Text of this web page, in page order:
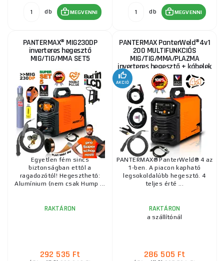
db MEGVENNI db MEGVENNI
PANTERMAX® MIG230DP
inverteres hegesztő
MIG/TIG/MMA SET5
Egyetlen fém sincs
biztonságban ettől a
ragadozótól! Hegeszthető:
Alumínium (nem csak Hump ...
RAKTÁRON
292 535 Ft
PANTERMAX PanterWeld®4v1
200 MULTIFUNKCIÓS
MIG/TIG/MMA/PLAZMA
inverteres hegesztő + kábelek
+ pisztolyok + elektróda +...
AKCIÓ
PANTERMAX® PanterWeld® 4 az
1-ben. A piacon kapható
legsokoldalúbb hegesztő. 4
teljes érté ...
RAKTÁRON
a szállítónál
286 505 Ft